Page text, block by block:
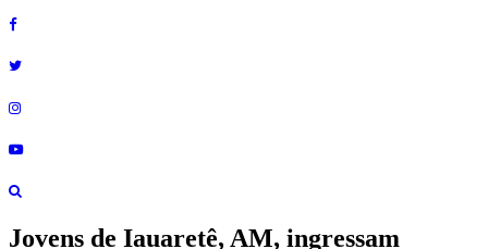
Jovens de Iauaretê, AM, ingressam